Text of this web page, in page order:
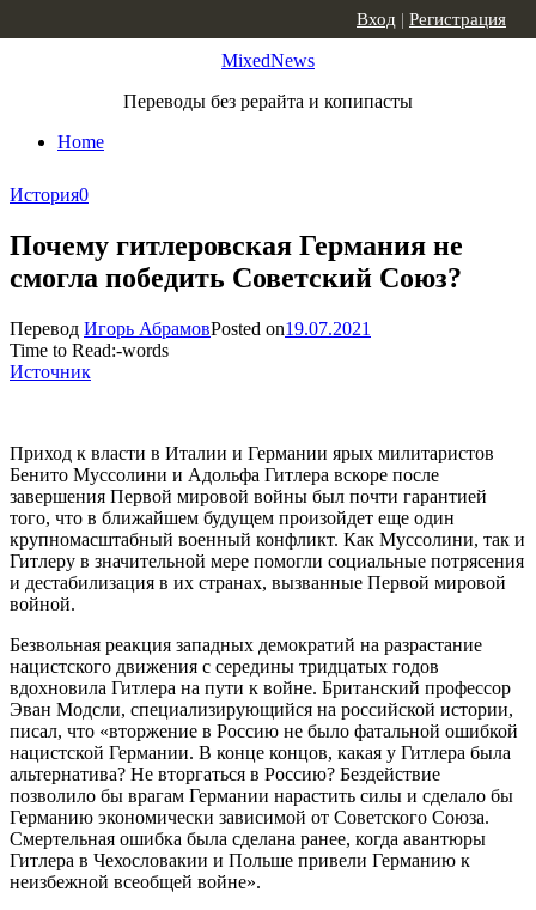
MixedNews
Переводы без рерайта и копипасты
Home
Вход | Регистрация
История0
Почему гитлеровская Германия не
смогла победить Советский Союз?
Перевод Игорь АбрамовPosted on19.07.2021
Time to Read:-words
Источник
Приход к власти в Италии и Германии ярых милитаристов
Бенито Муссолини и Адольфа Гитлера вскоре после
завершения Первой мировой войны был почти гарантией
того, что в ближайшем будущем произойдет еще один
крупномасштабный военный конфликт. Как Муссолини, так и
Гитлеру в значительной мере помогли социальные потрясения
и дестабилизация в их странах, вызванные Первой мировой
войной.
Безвольная реакция западных демократий на разрастание
нацистского движения с середины тридцатых годов
вдохновила Гитлера на пути к войне. Британский профессор
Эван Модсли, специализирующийся на российской истории,
писал, что «вторжение в Россию не было фатальной ошибкой
нацистской Германии. В конце концов, какая у Гитлера была
альтернатива? Не вторгаться в Россию? Бездействие
позволило бы врагам Германии нарастить силы и сделало бы
Германию экономически зависимой от Советского Союза.
Смертельная ошибка была сделана ранее, когда авантюры
Гитлера в Чехословакии и Польше привели Германию к
неизбежной всеобщей войне».